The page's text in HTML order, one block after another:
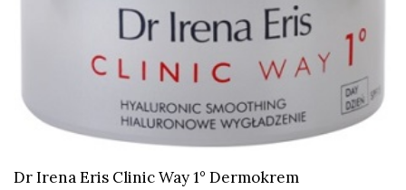
Dr Irena Eris Clinic Way 1° Dermokrem